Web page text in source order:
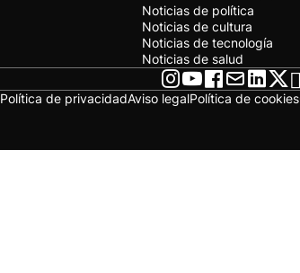
Noticias de política
Noticias de cultura
Noticias de tecnología
Noticias de salud
Política de privacidadAviso legalPolítica de cookies